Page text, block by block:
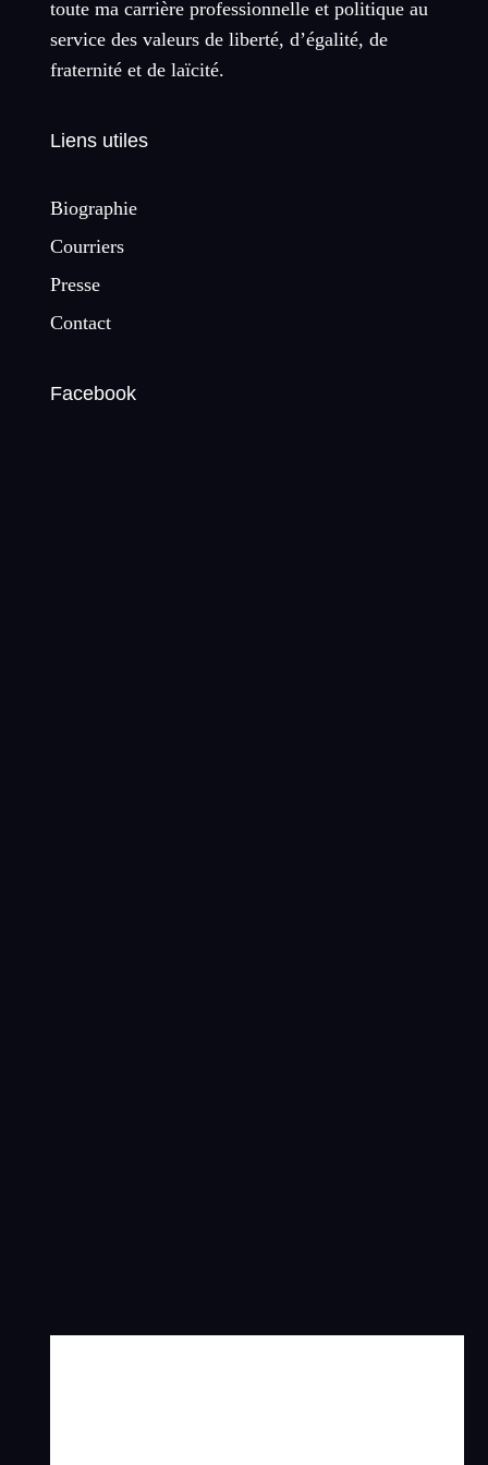
toute ma carrière professionnelle et politique au
service des valeurs de liberté, d’égalité, de
fraternité et de laïcité.
Liens utiles
Biographie
Courriers
Presse
Contact
Facebook